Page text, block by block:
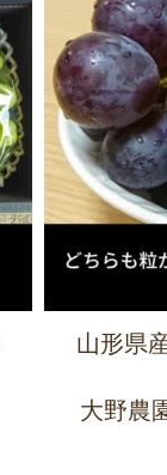
山形県
大野農